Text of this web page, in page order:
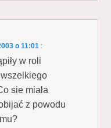
o 11:01 :
w roli
sie miała
z powodu